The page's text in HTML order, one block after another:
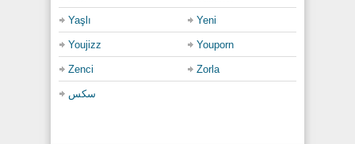
Yaşlı Yeni
Youjizz Youporn
Zenci Zorla
سكس